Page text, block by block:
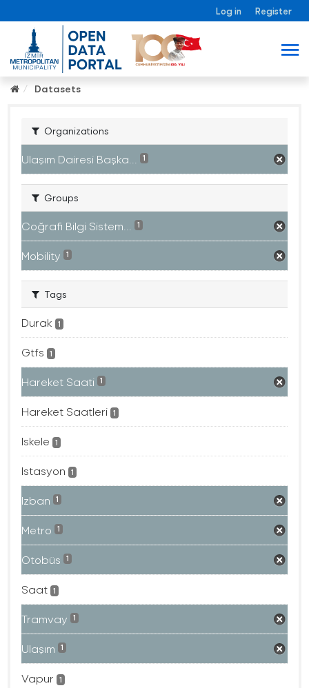
Log in Register
Datasets
Organizations
Ulaşım Dairesi Başka... 1
Groups
Coğrafi Bilgi Sistem... 1
Mobility 1
Tags
Durak 1
Gtfs 1
Hareket Saati 1
Hareket Saatleri 1
Iskele 1
Istasyon 1
Izban 1
Metro 1
Otobüs 1
Saat 1
Tramvay 1
Ulaşım 1
Vapur 1